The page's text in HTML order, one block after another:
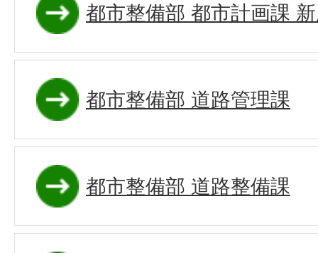
都市整備部 都市計画課
都市整備部 道路管理課
都市整備部 道路整備課